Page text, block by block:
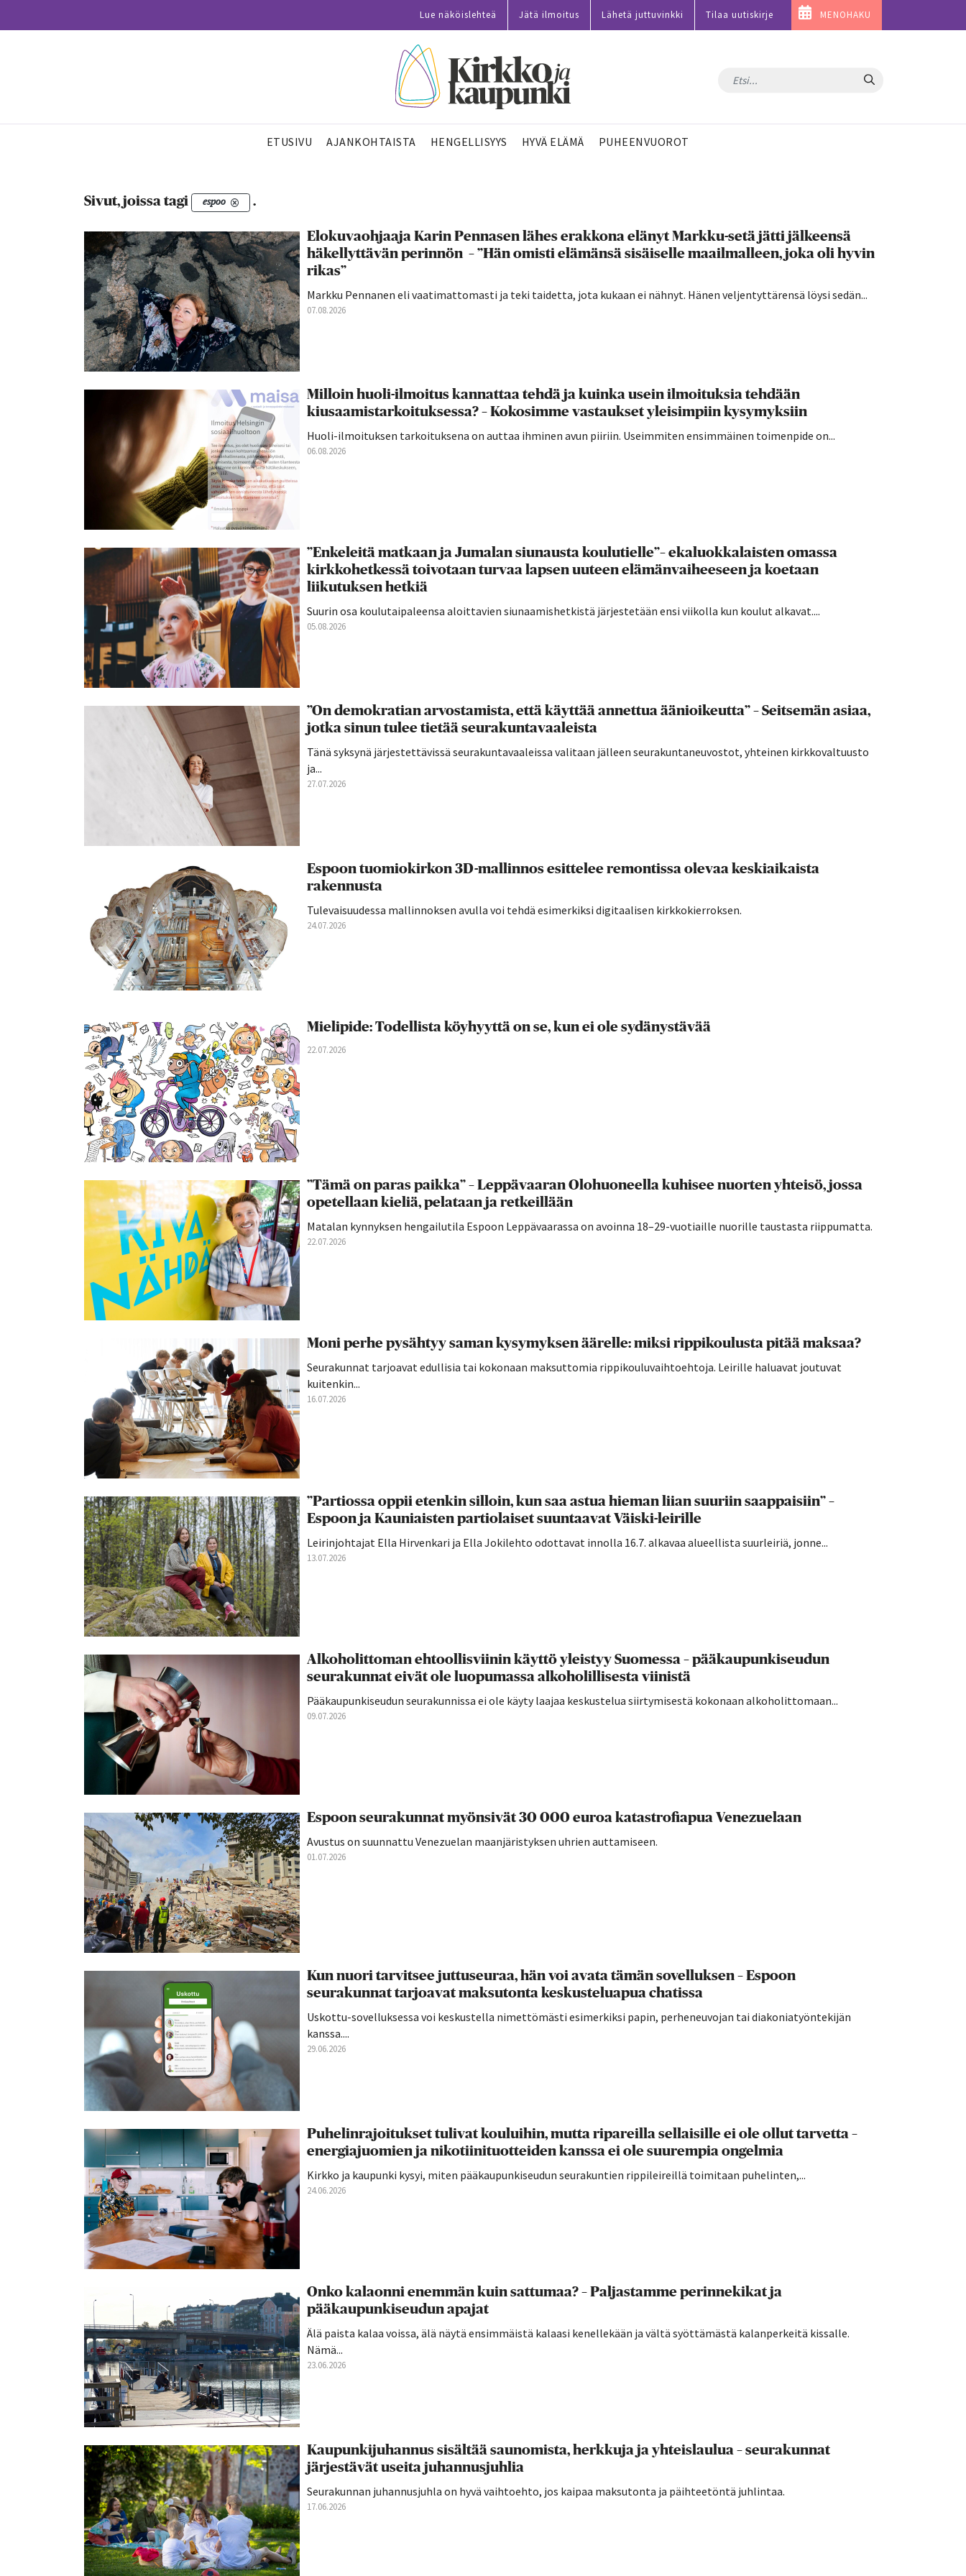
Lue näköislehteä Jätä ilmoitus Lähetä juttuvinkki Tilaa uutiskirje MENOHAKU
Hae
ETUSIVU AJANKOHTAISTA HENGELLISYYS HYVÄ ELÄMÄ PUHEENVUOROT
Sivut, joissa tagi espoo .
Elokuvaohjaaja Karin Pennasen lähes erakkona elänyt Markku-setä jätti jälkeensä
häkellyttävän perinnön – ”Hän omisti elämänsä sisäiselle maailmalleen, joka oli hyvin
rikas”
Markku Pennanen eli vaatimattomasti ja teki taidetta, jota kukaan ei nähnyt. Hänen veljentyttärensä löysi sedän...
07.08.2026
Milloin huoli-ilmoitus kannattaa tehdä ja kuinka usein ilmoituksia tehdään
kiusaamistarkoituksessa? – Kokosimme vastaukset yleisimpiin kysymyksiin
Huoli-ilmoituksen tarkoituksena on auttaa ihminen avun piiriin. Useimmiten ensimmäinen toimenpide on...
06.08.2026
”Enkeleitä matkaan ja Jumalan siunausta koulutielle”– ekaluokkalaisten omassa
kirkkohetkessä toivotaan turvaa lapsen uuteen elämänvaiheeseen ja koetaan
liikutuksen hetkiä
Suurin osa koulutaipaleensa aloittavien siunaamishetkistä järjestetään ensi viikolla kun koulut alkavat....
05.08.2026
”On demokratian arvostamista, että käyttää annettua äänioikeutta” – Seitsemän asiaa,
jotka sinun tulee tietää seurakuntavaaleista
Tänä syksynä järjestettävissä seurakuntavaaleissa valitaan jälleen seurakuntaneuvostot, yhteinen kirkkovaltuusto
ja...
27.07.2026
Espoon tuomiokirkon 3D-mallinnos esittelee remontissa olevaa keskiaikaista
rakennusta
Tulevaisuudessa mallinnoksen avulla voi tehdä esimerkiksi digitaalisen kirkkokierroksen.
24.07.2026
Mielipide: Todellista köyhyyttä on se, kun ei ole sydänystävää
22.07.2026
”Tämä on paras paikka” – Leppävaaran Olohuoneella kuhisee nuorten yhteisö, jossa
opetellaan kieliä, pelataan ja retkeillään
Matalan kynnyksen hengailutila Espoon Leppävaarassa on avoinna 18–29-vuotiaille nuorille taustasta riippumatta.
22.07.2026
Moni perhe pysähtyy saman kysymyksen äärelle: miksi rippikoulusta pitää maksaa?
Seurakunnat tarjoavat edullisia tai kokonaan maksuttomia rippikouluvaihtoehtoja. Leirille haluavat joutuvat
kuitenkin...
16.07.2026
”Partiossa oppii etenkin silloin, kun saa astua hieman liian suuriin saappaisiin” –
Espoon ja Kauniaisten partiolaiset suuntaavat Väiski-leirille
Leirinjohtajat Ella Hirvenkari ja Ella Jokilehto odottavat innolla 16.7. alkavaa alueellista suurleiriä, jonne...
13.07.2026
Alkoholittoman ehtoollisviinin käyttö yleistyy Suomessa – pääkaupunkiseudun
seurakunnat eivät ole luopumassa alkoholillisesta viinistä
Pääkaupunkiseudun seurakunnissa ei ole käyty laajaa keskustelua siirtymisestä kokonaan alkoholittomaan...
09.07.2026
Espoon seurakunnat myönsivät 30 000 euroa katastrofiapua Venezuelaan
Avustus on suunnattu Venezuelan maanjäristyksen uhrien auttamiseen.
01.07.2026
Kun nuori tarvitsee juttuseuraa, hän voi avata tämän sovelluksen – Espoon
seurakunnat tarjoavat maksutonta keskusteluapua chatissa
Uskottu-sovelluksessa voi keskustella nimettömästi esimerkiksi papin, perheneuvojan tai diakoniatyöntekijän
kanssa....
29.06.2026
Puhelinrajoitukset tulivat kouluihin, mutta ripareilla sellaisille ei ole ollut tarvetta –
energiajuomien ja nikotiinituotteiden kanssa ei ole suurempia ongelmia
Kirkko ja kaupunki kysyi, miten pääkaupunkiseudun seurakuntien rippileireillä toimitaan puhelinten,...
24.06.2026
Onko kalaonni enemmän kuin sattumaa? – Paljastamme perinnekikat ja
pääkaupunkiseudun apajat
Älä paista kalaa voissa, älä näytä ensimmäistä kalaasi kenellekään ja vältä syöttämästä kalanperkeitä kissalle.
Nämä...
23.06.2026
Kaupunkijuhannus sisältää saunomista, herkkuja ja yhteislaulua – seurakunnat
järjestävät useita juhannusjuhlia
Seurakunnan juhannusjuhla on hyvä vaihtoehto, jos kaipaa maksutonta ja päihteetöntä juhlintaa.
17.06.2026